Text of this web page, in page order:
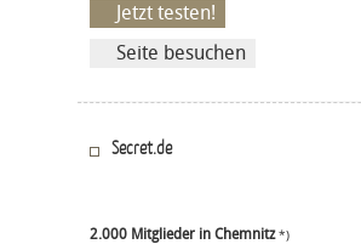
Jetzt testen!
Seite besuchen
Secret.de
2.000 Mitglieder in Chemnitz*)